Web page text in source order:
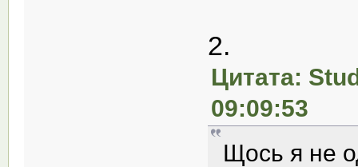
2.
Цитата:
09:09:53
Щось я не